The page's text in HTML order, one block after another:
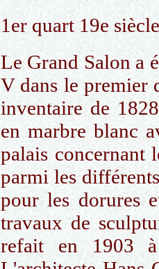
1er quart 19e siècle
Le Grand Salon a
V dans le premier
inventaire de
en marbre blanc
palais concernant
parmi les
pour les dorures
travaux de
refait en 1903